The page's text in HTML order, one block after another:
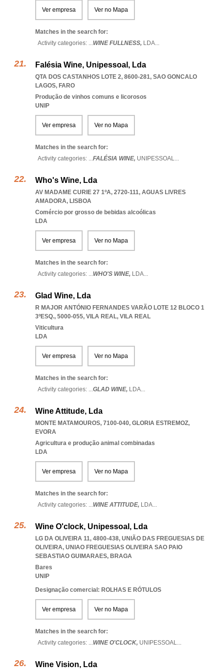
Ver empresa Ver no Mapa
Matches in the search for:
Activity categories: ...WINE FULLNESS, LDA...
Falésia Wine, Unipessoal, Lda
QTA DOS CASTANHOS LOTE 2, 8600-281, SAO GONCALO
LAGOS, FARO
Produção de vinhos comuns e licorosos
UNIP
Ver empresa Ver no Mapa
Matches in the search for:
Activity categories: ...FALÉSIA WINE, UNIPESSOAL...
Who's Wine, Lda
AV MADAME CURIE 27 1ºA, 2720-111, AGUAS LIVRES
AMADORA, LISBOA
Comércio por grosso de bebidas alcoólicas
LDA
Ver empresa Ver no Mapa
Matches in the search for:
Activity categories: ...WHO'S WINE, LDA...
Glad Wine, Lda
R MAJOR ANTÓNIO FERNANDES VARÃO LOTE 12 BLOCO 1
3ºESQ., 5000-055, VILA REAL, VILA REAL
Viticultura
LDA
Ver empresa Ver no Mapa
Matches in the search for:
Activity categories: ...GLAD WINE, LDA...
Wine Attitude, Lda
MONTE MATAMOUROS, 7100-040, GLORIA ESTREMOZ,
EVORA
Agricultura e produção animal combinadas
LDA
Ver empresa Ver no Mapa
Matches in the search for:
Activity categories: ...WINE ATTITUDE, LDA...
Wine O'clock, Unipessoal, Lda
LG DA OLIVEIRA 11, 4800-438, UNIÃO DAS FREGUESIAS DE
OLIVEIRA, UNIAO FREGUESIAS OLIVEIRA SAO PAIO
SEBASTIAO GUIMARAES, BRAGA
Bares
UNIP
Designação comercial: ROLHAS E RÓTULOS
Ver empresa Ver no Mapa
Matches in the search for:
Activity categories: ...WINE O'CLOCK, UNIPESSOAL...
Wine Vision, Lda